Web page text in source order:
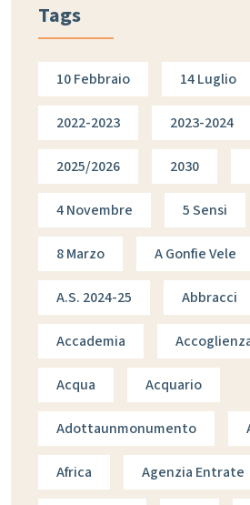
Tags
10 Febbraio 14 Luglio
2022-2023 2023-2024
2025/2026 2030
4 Novembre 5 Sensi
8 Marzo A Gonfie Vele
A.s. 2024-25 Abbracci
Accademia
Acqua Acquario
Adottaunmonumento
Africa Agenzia Entrate